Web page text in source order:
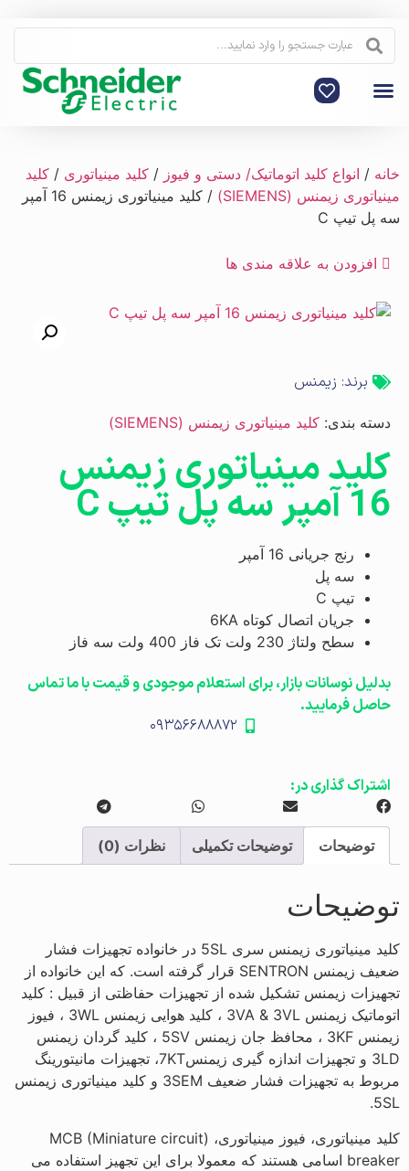
خانه / انواع کلید اتوماتیک/ دستی و فیوز / کلید مینیاتوری / کلید
مینیاتوری زیمنس (SIEMENS)
/ کلید مینیاتوری زیمنس 16 آمپر
سه پل تیپ C
افزودن به علاقه مندی ها
برند: زیمنس
دسته بندی: کلید مینیاتوری زیمنس (SIEMENS)
کلید مینیاتوری زیمنس
16 آمپر سه پل تیپ C
رنج جریانی 16 آمپر
سه پل
تیپ C
جریان اتصال کوتاه 6KA
سطح ولتاژ 230 ولت تک فاز 400 ولت سه فاز
بدلیل نوسانات بازار، برای استعلام موجودی و قیمت با ما تماس
حاصل فرمایید.
۰۹۳۵۶۶۸۸۸۷۲
اشتراک گذاری در:
توضیحات توضیحات تکمیلی نظرات (0)
توضیحات
کلید مینیاتوری زیمنس سری 5SL در خانواده تجهیزات فشار
ضعیف زیمنس SENTRON قرار گرفته است. که این خانواده از
تجهیزات زیمنس تشکیل شده از تجهیزات حفاظتی از قبیل : کلید
اتوماتیک زیمنس 3VA & 3VL ، کلید هوایی زیمنس 3WL ، فیوز
زیمنس 3KF ، محافظ جان زیمنس 5SV ، کلید گردان زیمنس
3LD و تجهیزات اندازه گیری زیمنس7KT، تجهیزات مانیتورینگ
مربوط به تجهیزات فشار ضعیف 3SEM و کلید مینیاتوری زیمنس
5SL.
کلید مینیاتوری، فیوز مینیاتوری، (MCB (Miniature circuit
breaker اسامی هستند که معمولا برای این تجهیز استفاده می